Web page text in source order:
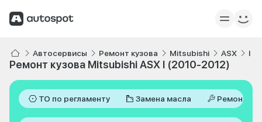
Автосервисы Ремонт кузова Mitsubishi ASX I
Ремонт кузова Mitsubishi ASX I (2010-2012)
ТО по регламенту Замена масла Ремонт